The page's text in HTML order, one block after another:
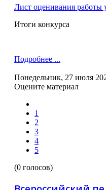
Лист оценивания работы
Итоги конкурса
Подробнее ...
Понедельник, 27 июля
Оцените материал
1
2
3
4
5
(0 голосов)